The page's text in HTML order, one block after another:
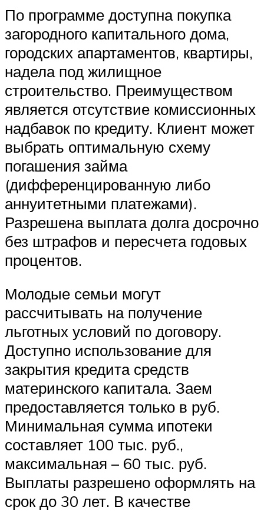
По программе доступна покупка
загородного капитального дома,
городских апартаментов, квартиры,
надела под жилищное
строительство. Преимуществом
является отсутствие комиссионных
надбавок по кредиту. Клиент может
выбрать оптимальную схему
погашения займа
(дифференцированную либо
аннуитетными платежами).
Разрешена выплата долга досрочно
без штрафов и пересчета годовых
процентов.
Молодые семьи могут
рассчитывать на получение
льготных условий по договору.
Доступно использование для
закрытия кредита средств
материнского капитала. Заем
предоставляется только в руб.
Минимальная сумма ипотеки
составляет 100 тыс. руб.,
максимальная – 60 тыс. руб.
Выплаты разрешено оформлять на
срок до 30 лет. В качестве